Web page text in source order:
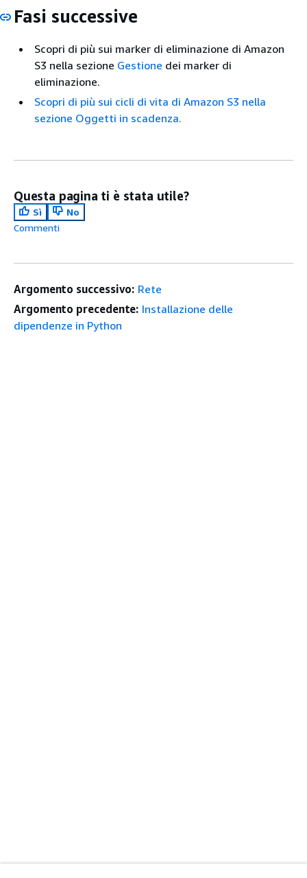
Fasi successive
Scopri di più sui marker di eliminazione di Amazon
S3 nella sezione Gestione dei marker di
eliminazione.
Scopri di più sui cicli di vita di Amazon S3 nella
sezione Oggetti in scadenza.
Questa pagina ti è stata utile?
Sì
No
Commenti
Argomento successivo: Rete
Argomento precedente: Installazione delle
dipendenze in Python